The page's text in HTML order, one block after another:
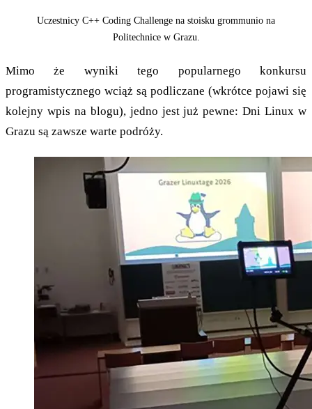
Uczestnicy C++ Coding Challenge na stoisku grommunio na
Politechnice w Grazu.
Mimo że wyniki tego popularnego konkursu
programistycznego wciąż są podliczane (wkrótce pojawi się
kolejny wpis na blogu), jedno jest już pewne: Dni Linux w
Grazu są zawsze warte podróży.